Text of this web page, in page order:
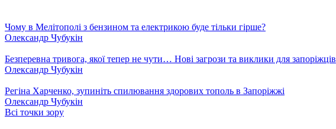
Чому в Мелітополі з бензином та електрикою буде тільки гірше?
Олександр Чубукін
Безперевна тривога, якої тепер не чути… Нові загрози та виклики для запоріжців
Олександр Чубукін
Регіна Харченко, зупиніть спилювання здорових тополь в Запоріжжі
Олександр Чубукін
Всі точки зору